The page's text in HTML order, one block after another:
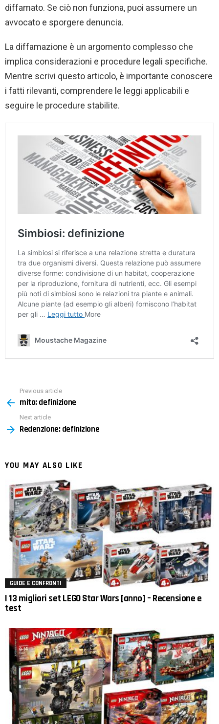
diffamato. Se ciò non funziona, puoi assumere un
avvocato e sporgere denuncia.
La diffamazione è un argomento complesso che
implica considerazioni e procedure legali specifiche.
Mentre scrivi questo articolo, è importante conoscere
i fatti rilevanti, comprendere le leggi applicabili e
seguire le procedure stabilite.
more
Previous article
mito: definizione
Next article
Redenzione: definizione
YOU MAY ALSO LIKE
GUIDE E CONFRONTI
I 13 migliori set LEGO Star Wars [anno] – Recensione e
test